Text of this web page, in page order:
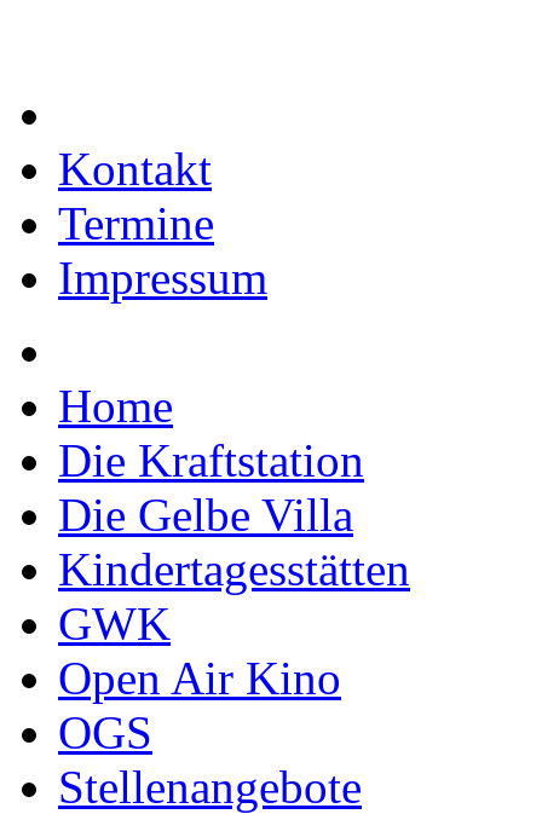
Kontakt
Termine
Impressum
Home
Die Kraftstation
Die Gelbe Villa
Kindertagesstätten
GWK
Open Air Kino
OGS
Stellenangebote